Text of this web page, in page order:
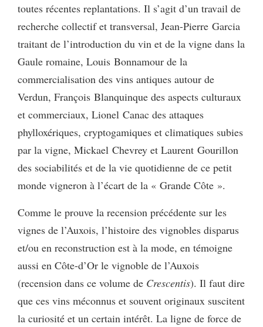
toutes récentes replantations. Il s’agit d’un travail de
recherche collectif et transversal, Jean-Pierre Garcia
traitant de l’introduction du vin et de la vigne dans la
Gaule romaine, Louis Bonnamour de la
commercialisation des vins antiques autour de
Verdun, François Blanquinque des aspects culturaux
et commerciaux, Lionel Canac des attaques
phylloxériques, cryptogamiques et climatiques subies
par la vigne, Mickael Chevrey et Laurent Gourillon
des sociabilités et de la vie quotidienne de ce petit
monde vigneron à l’écart de la « Grande Côte ».
Comme le prouve la recension précédente sur les
vignes de l’Auxois, l’histoire des vignobles disparus
et/ou en reconstruction est à la mode, en témoigne
aussi en Côte-d’Or le vignoble de l’Auxois
(recension dans ce volume de Crescentis). Il faut dire
que ces vins méconnus et souvent originaux suscitent
la curiosité et un certain intérêt. La ligne de force de